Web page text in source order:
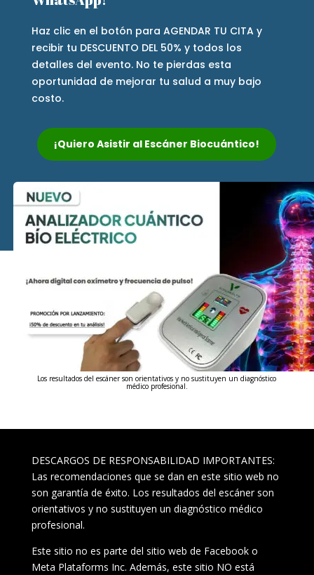
Haz clic en el botón para AGENDAR TU CITA y
recibir tu DESCUENTO DEL 50% y todos los
detalles del evento. No te pierdas esta
oportunidad de mejorar tu salud a muy bajo
costo.
¡Quiero Asistir al Escáner Biocuántico!
Los resultados del escáner son orientativos y no sustituyen un diagnóstico
médico profesional.
DESCARGOS DE RESPONSABILIDAD IMPORTANTES:
Las recomendaciones que se dan en este sitio web no
son garantía de éxito. Los resultados del escáner son
orientativos y no sustituyen un diagnóstico médico
profesional.
Este sitio no es parte del sitio web de Facebook o
Meta Plataforms Inc. Además, este sitio NO está